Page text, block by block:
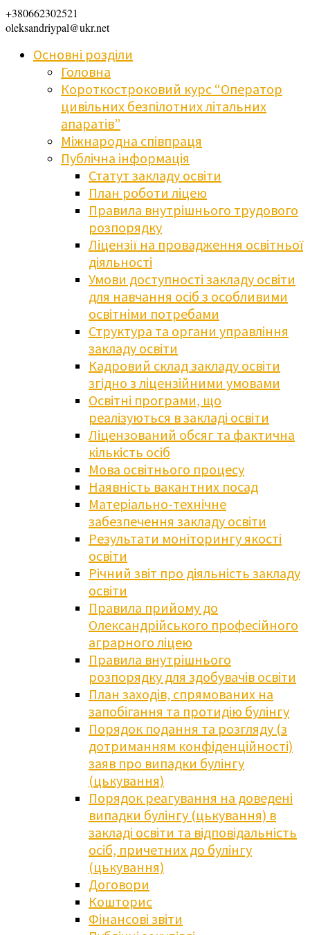
+380662302521
oleksandriypal@ukr.net
Основні розділи
Головна
Короткостроковий курс “Оператор
цивільних безпілотних літальних
апаратів”
Міжнародна співпраця
Публічна інформація
Статут закладу освіти
План роботи ліцею
Правила внутрішнього трудового
розпорядку
Ліцензії на провадження освітньої
діяльності
Умови доступності закладу освіти
для навчання осіб з особливими
освітніми потребами
Структура та органи управління
закладу освіти
Кадровий склад закладу освіти
згідно з ліцензійними умовами
Освітні програми, що
реалізуються в закладі освіти
Ліцензований обсяг та фактична
кількість осіб
Мова освітнього процесу
Наявність вакантних посад
Матеріально-технічне
забезпечення закладу освіти
Результати моніторингу якості
освіти
Річний звіт про діяльність закладу
освіти
Правила прийому до
Олександрійського професійного
аграрного ліцею
Правила внутрішнього
розпорядку для здобувачів освіти
План заходів, спрямованих на
запобігання та протидію булінгу
Порядок подання та розгляду (з
дотриманням конфіденційності)
заяв про випадки булінгу
(цькування)
Порядок реагування на доведені
випадки булінгу (цькування) в
закладі освіти та відповідальність
осіб, причетних до булінгу
(цькування)
Договори
Кошторис
Фінансові звіти